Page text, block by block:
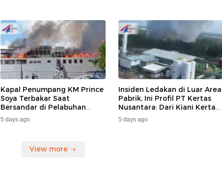
Kapal Penumpang KM Prince
Soya Terbakar Saat
Bersandar di Pelabuhan
Samarinda, Keberangkatan
Penumpang Dialihkan
5 days ago
Insiden Ledakan di Luar Area
Pabrik, Ini Profil PT Kertas
Nusantara: Dari Kiani Kertas
hingga Beroperasi Kembali
Karena Prabowo.
5 days ago
View more